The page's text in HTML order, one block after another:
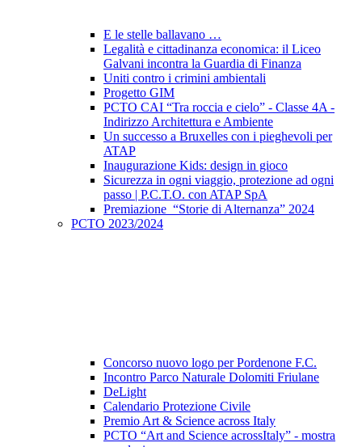
E le stelle ballavano …
Legalità e cittadinanza economica: il Liceo
Galvani incontra la Guardia di Finanza
Uniti contro i crimini ambientali
Progetto GIM
PCTO CAI “Tra roccia e cielo” - Classe 4A -
Indirizzo Architettura e Ambiente
Un successo a Bruxelles con i pieghevoli per
ATAP
Inaugurazione Kids: design in gioco
Sicurezza in ogni viaggio, protezione ad ogni
passo | P.C.T.O. con ATAP SpA
Premiazione “Storie di Alternanza” 2024
PCTO 2023/2024
Concorso nuovo logo per Pordenone F.C.
Incontro Parco Naturale Dolomiti Friulane
DeLight
Calendario Protezione Civile
Premio Art & Science across Italy
PCTO “Art and Science acrossItaly” - mostra